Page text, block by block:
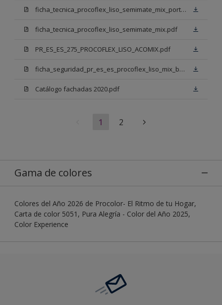
ficha_tecnica_procoflex_liso_semimate_mix_portugues.pdf
ficha_tecnica_procoflex_liso_semimate_mix.pdf
PR_ES_ES_275_PROCOFLEX_LISO_ACOMIX.pdf
ficha_seguridad_pr_es_es_procoflex_liso_mix_bb.pdf
Catálogo fachadas 2020.pdf
1 2
Gama de colores
Colores del Año 2026 de Procolor- El Ritmo de tu Hogar,
Carta de color 5051, Pura Alegría - Color del Año 2025,
Color Experience